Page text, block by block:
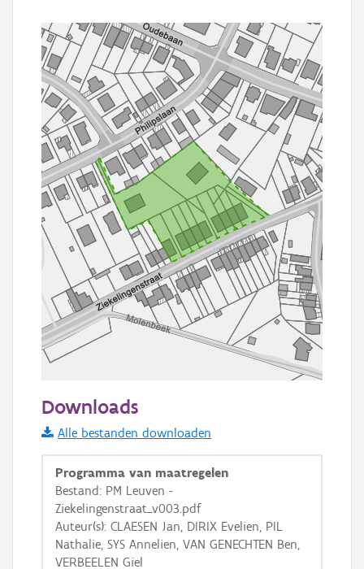
Informatie Vlaanderen
i
+ −
Downloads
Alle bestanden downloaden
Programma van maatregelen
Bestand: PM Leuven -
Ziekelingenstraat_v003.pdf
Auteur(s): CLAESEN Jan, DIRIX Evelien, PIL
Nathalie, SYS Annelien, VAN GENECHTEN Ben,
VERBEELEN Giel